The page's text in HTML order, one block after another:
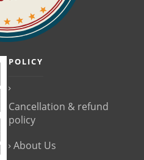
POLICY
Cancellation & refund
policy
About Us